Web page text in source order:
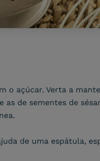
o açúcar. Verta a
de sementes de
de uma espátula,